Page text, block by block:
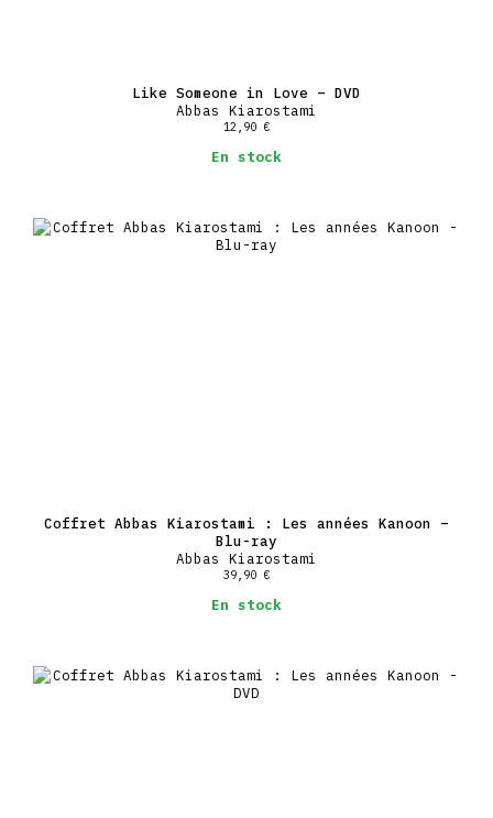
Like Someone in Love – DVD
Abbas Kiarostami
12,90 €
En stock
Coffret Abbas Kiarostami : Les années Kanoon –
Blu-ray
Abbas Kiarostami
39,90 €
En stock